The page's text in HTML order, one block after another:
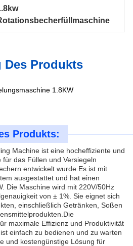
Des Produkts
1.8KW
Produkts:
Machine ist eine hocheffiziente und
das Füllen und Versiegeln
entwickelt wurde.Es ist mit
ausgestattet und hat einen
Die Maschine wird mit 220V/50Hz
von ± 1%. Sie eignet sich
einschließlich Getränken, Soßen
maximale Effizienz und Produktivität
einfach zu bedienen und zu warten
und kostengünstige Lösung für